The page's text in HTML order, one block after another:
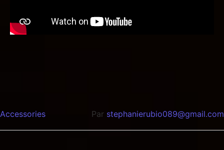
Accessories Par stephanierubio089@gmail.com